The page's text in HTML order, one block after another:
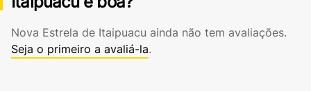
Nova Estrela de Itaipuacu ainda não tem avaliações.
Seja o primeiro a avaliá-la.